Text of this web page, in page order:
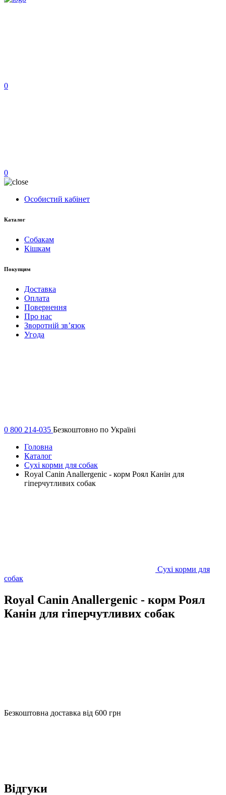
0
0
Особистий кабінет
Каталог
Собакам
Кішкам
Покупцям
Доставка
Оплата
Повернення
Про нас
Зворотній зв’язок
Угода
0 800 214-035 Безкоштовно по Україні
Головна
Каталог
Сухі корми для собак
Royal Canin Anallergenic - корм Роял Канін для
гіперчутливих собак
Сухі корми для
собак
Royal Canin Anallergenic - корм Роял
Канін для гіперчутливих собак
Безкоштовна доставка від 600 грн
Відгуки